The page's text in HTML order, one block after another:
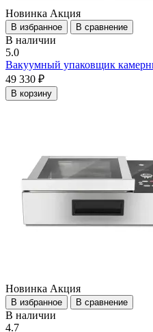
Новинка Акция
В избранное В сравнение
В наличии
5.0
Вакуумный упаковщик
49 330 ₽
В корзину
Новинка Акция
В избранное В сравнение
В наличии
4.7